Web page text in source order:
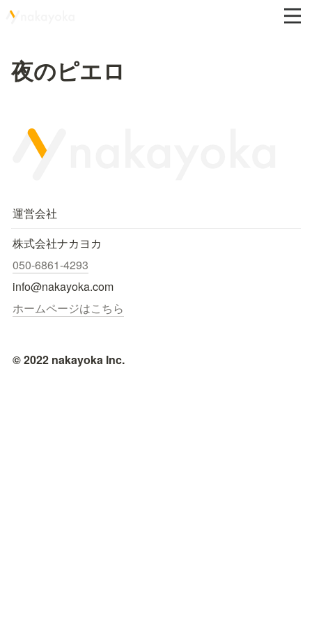
夜のピエロ
運営会社
株式会社ナカヨカ
050-6861-4293
info@nakayoka.com
ホームページはこちら
© 2022 nakayoka Inc.